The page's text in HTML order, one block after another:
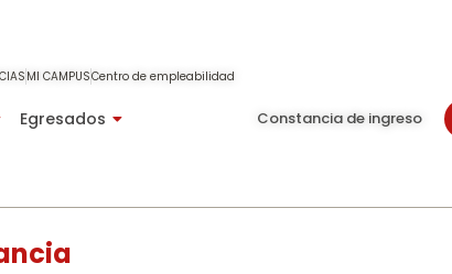
MI CAMPUSCentro de empleabilidad
Egresados Constancia de ingreso